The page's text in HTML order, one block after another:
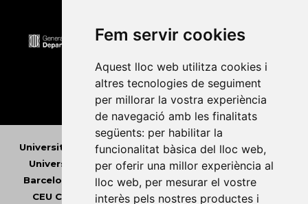
Fem servir cookies
Aquest lloc web utilitza cookies i
altres tecnologies de seguiment
per millorar la vostra experiència
de navegació amb les finalitats
següents: per habilitar la
funcionalitat bàsica del lloc web,
per oferir una millor experiència al
lloc web, per mesurar el vostre
interès pels nostres productes i
Universitat Abat Oliba CEU•Universitat d'Alacant
Universitat d'Andorra•Universitat Autònoma de
Barcelona
Universitat de Barcelona•Universitat
CEU Cardenal Herrera• Universitat de Girona